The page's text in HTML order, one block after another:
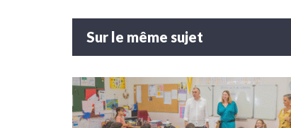
Sur le même sujet